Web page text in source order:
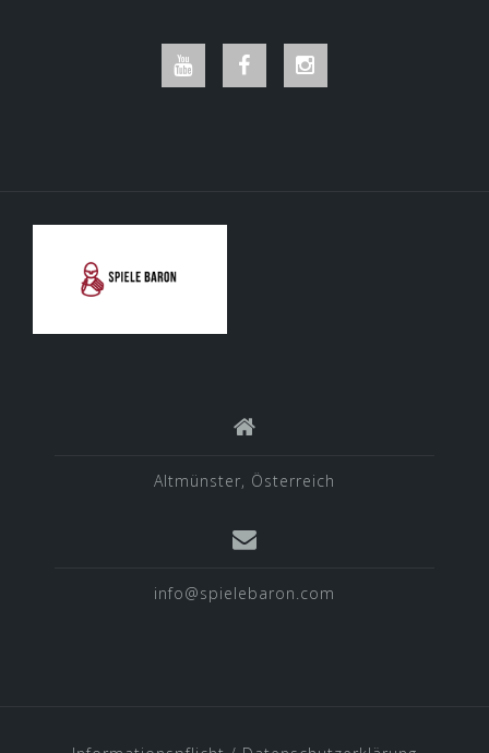
Youtube Facebook
Altmünster, Österreich
info@spielebaron.com